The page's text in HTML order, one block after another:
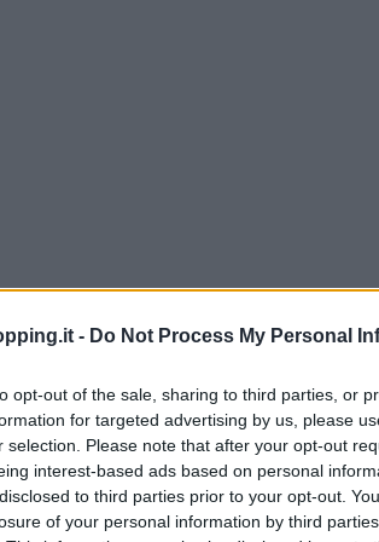
- Do Not Process My Personal
opt-out of the sale, sharing to third parties, or
for targeted advertising by us, please
selection. Please note that after your opt-out
interest-based ads based on personal
to third parties prior to your opt-out.
of your personal information by third
oggi presenta diversi tipi dipiani
alle nostre esigenze è
al momento dell’acquisto: estetica,
efficienza enegetica. Ogni
e svantaggi. Sta a noi decidere
bisogna conoscere. Se stai